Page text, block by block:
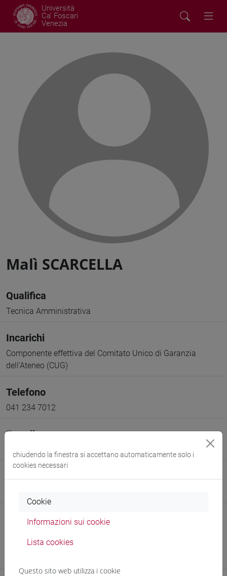
Università
Ca' Foscari
Venezia
Malì SCARCELLA
Qualifica
Tecnica Amministrativa
Incarichi
Componente effettiva del Comitato Unico di Garanzia
dell'Ateneo (CUG)
Telefono
041 234 7012
E-mail
mali.scarcella@unive.it
Sito web
Struttura
di Settore)
chiudendo la finestra si accettano automaticamente solo i
cookies necessari
Cookie
Informazioni sui cookie
Lista cookies
Questo sito web utilizza i cookie